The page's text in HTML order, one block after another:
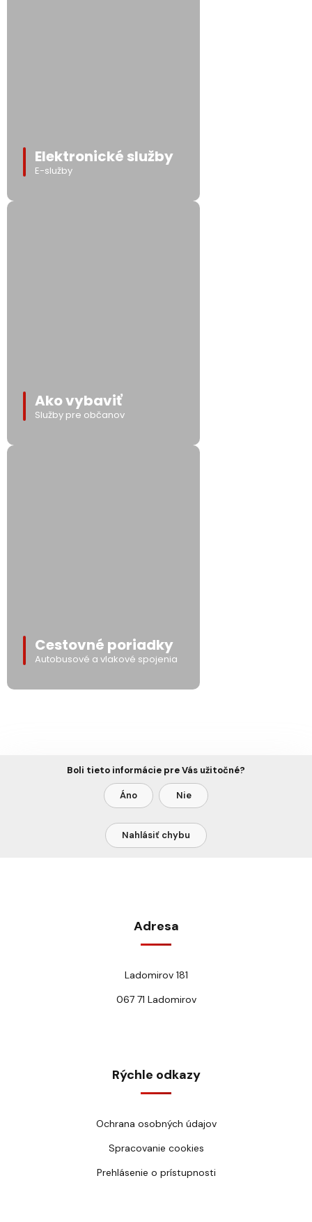
Elektronické služby
E-služby
Ako vybaviť
Služby pre občanov
Cestovné poriadky
Autobusové a vlakové spojenia
Boli tieto informácie pre Vás užitočné?
Áno Nie
Nahlásiť chybu
Adresa
Ladomirov 181
067 71 Ladomirov
Rýchle odkazy
Ochrana osobných údajov
Spracovanie cookies
Prehlásenie o prístupnosti